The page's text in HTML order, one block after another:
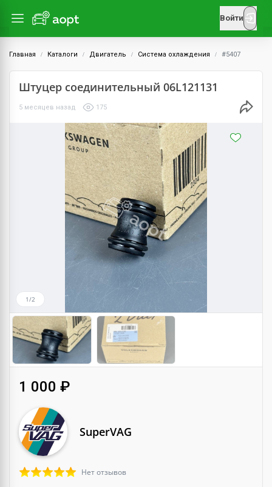
Войти
Главная Каталоги Двигатель Система охлаждения #5407
Штуцер соединительный 06L121131
5 месяцев назад 175
1/2
1 000 ₽
SuperVAG
Нет отзывов